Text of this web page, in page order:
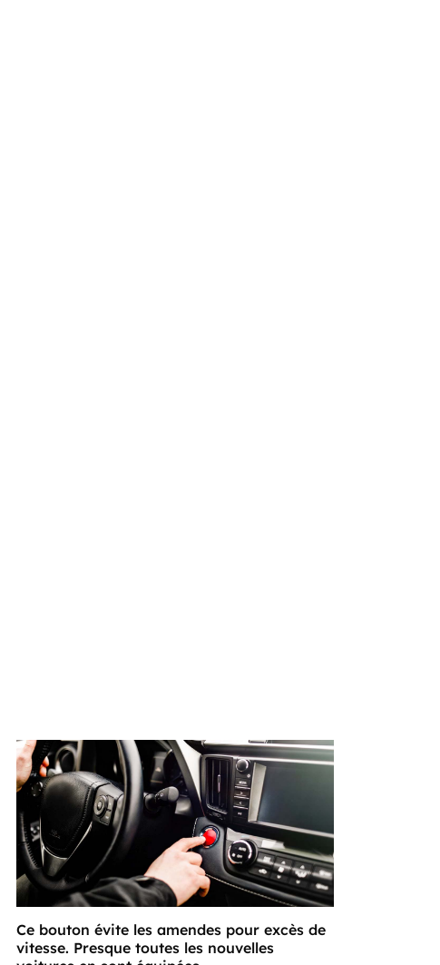
Ce bouton évite les amendes pour excès de
vitesse. Presque toutes les nouvelles